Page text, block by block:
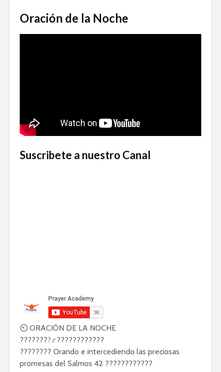
Oración de la Noche
Suscribete a nuestro Canal
⏲ ORACIÓN DE LA NOCHE
????????‍♂????????????
???????? Orando e intercediendo las preciosas
promesas del Salmos 42 ????????????